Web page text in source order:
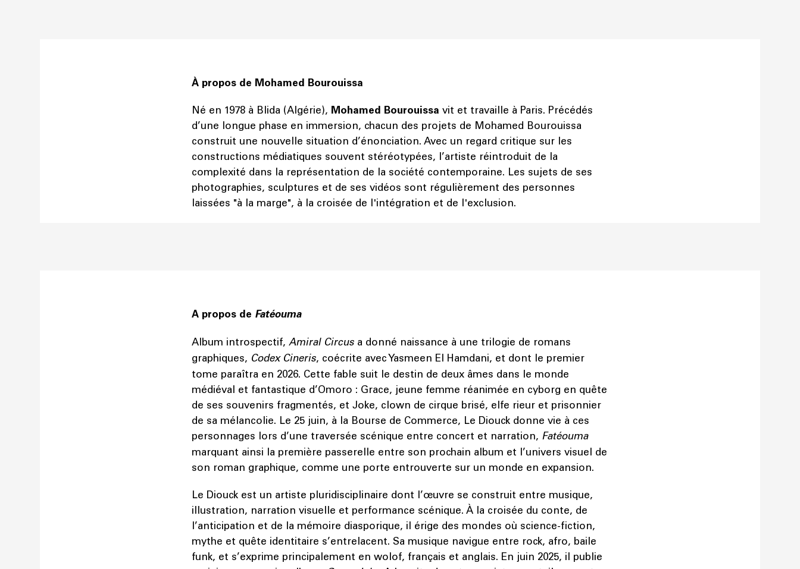
À propos de Mohamed Bourouissa
Né en 1978 à Blida (Algérie), Mohamed Bourouissa vit et travaille à Paris. Précédés
d’une longue phase en immersion, chacun des projets de Mohamed Bourouissa
construit une nouvelle situation d’énonciation. Avec un regard critique sur les
constructions médiatiques souvent stéréotypées, l’artiste réintroduit de la
complexité dans la représentation de la société contemporaine. Les sujets de ses
photographies, sculptures et de ses vidéos sont régulièrement des personnes
laissées "à la marge", à la croisée de l'intégration et de l'exclusion.
A propos de Fatéouma
Album introspectif, Amiral Circus a donné naissance à une trilogie de romans
graphiques, Codex Cineris, coécrite avec Yasmeen El Hamdani, et dont le premier
tome paraîtra en 2026. Cette fable suit le destin de deux âmes dans le monde
médiéval et fantastique d’Omoro : Grace, jeune femme réanimée en cyborg en quête
de ses souvenirs fragmentés, et Joke, clown de cirque brisé, elfe rieur et prisonnier
de sa mélancolie. Le 25 juin, à la Bourse de Commerce, Le Diouck donne vie à ces
personnages lors d’une traversée scénique entre concert et narration, Fatéouma
marquant ainsi la première passerelle entre son prochain album et l’univers visuel de
son roman graphique, comme une porte entrouverte sur un monde en expansion.
Le Diouck est un artiste pluridisciplinaire dont l’œuvre se construit entre musique,
illustration, narration visuelle et performance scénique. À la croisée du conte, de
l’anticipation et de la mémoire diasporique, il érige des mondes où science-fiction,
mythe et quête identitaire s’entrelacent. Sa musique navigue entre rock, afro, baile
funk, et s’exprime principalement en wolof, français et anglais. En juin 2025, il publie